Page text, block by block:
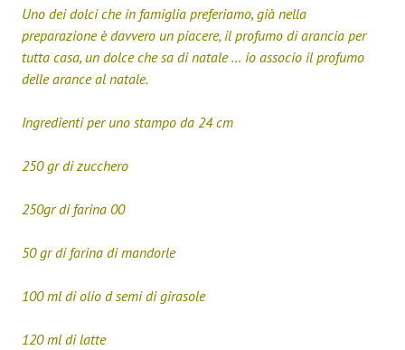
Uno dei dolci che in famiglia preferiamo, già nella
preparazione è davvero un piacere, il profumo di arancia per
tutta casa, un dolce che sa di natale … io associo il profumo
delle arance al natale.
Ingredienti per uno stampo da 24 cm
250 gr di zucchero
250gr di farina 00
50 gr di farina di mandorle
100 ml di olio d semi di girasole
120 ml di latte